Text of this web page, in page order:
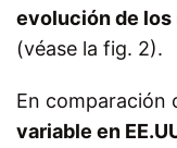
evolución de
(véase la fig. 2).
En comparación
variable en